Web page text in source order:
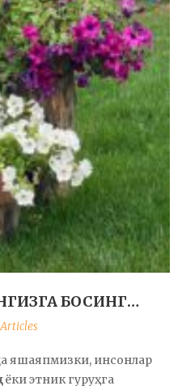
БОСИНГ…
Articles
яшаяпмизки, инсонлар
ёки этник гуруҳга